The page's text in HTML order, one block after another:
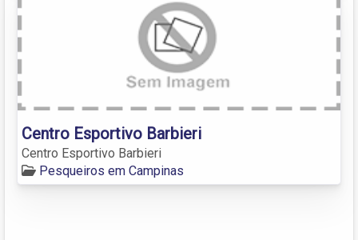
Centro Esportivo Barbieri
Centro Esportivo Barbieri
Pesqueiros em Campinas